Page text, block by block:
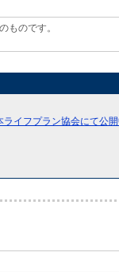
ものです。
ライフプラン協会にて公